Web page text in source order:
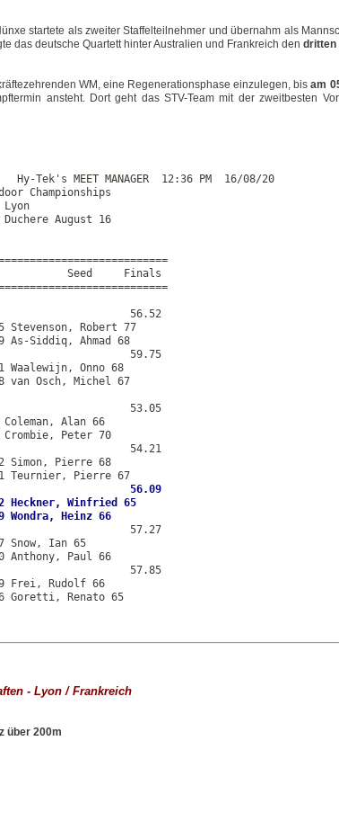
startete als zweiter Staffelteilnehmer und übernahm als
das deutsche Quartett hinter Australien und Frankreich den dritten
WM, eine Regenerationsphase einzulegen, bisam
ansteht. Dort geht das STV-Team mit der zweitbesten
Hy-Tek's MEET MANAGER  12:36 PM  16/08/20
Championships
Lyon
Duchere August 16
Seed     Finals
56.52
Stevenson, Robert 77
As-Siddiq, Ahmad 68
59.75
Waalewijn, Onno 68
van Osch, Michel 67
53.05
Coleman, Alan 66
Crombie, Peter 70
54.21
Simon, Pierre 68
Teurnier, Pierre 67
56.09
Heckner, Winfried 65
57.27
Snow, Ian 65
Anthony, Paul 66
57.85
Frei, Rudolf 66
Goretti, Renato 65
- Lyon / Frankreich
über 200m